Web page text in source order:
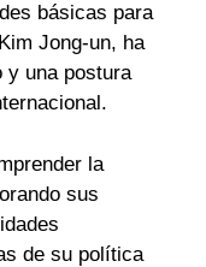
básicas para
Jong-un, ha
y una postura
la
sus
de su política